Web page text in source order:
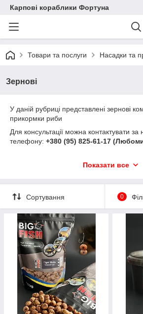
Карпові кораблики Фортуна
Товари та послуги Насадки та
Зернові
У даній рубриці представлені зернові
прикормки риби
Для консультації можна контактувати
телефону: +380 (95) 825-61-17
Замовлення приймаються щодня.
ми стараємося реалізовувати
зберігаючи її подовгу на складах.
Показати все
Сортування 0